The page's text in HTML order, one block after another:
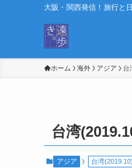
大阪・関西発信！旅行と
ホーム 海外 アジア 台
台湾
アジア 台湾(2019.10)